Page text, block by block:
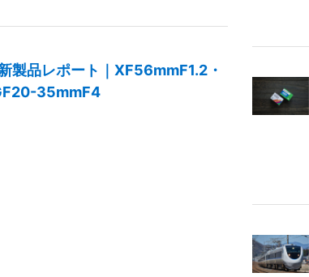
製品レポート｜XF56mmF1.2・
35mmF4